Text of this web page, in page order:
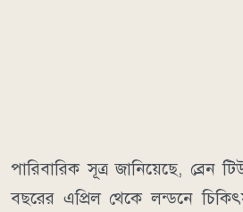
পারিবারিক সূত্র জানিয়েছে, ব্রেন
বছরের এপ্রিল থেকে লন্ডনে